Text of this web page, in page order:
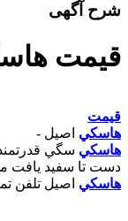
شرح آگهی
قيمت
قيمت
هاسکي اصيل -
هاسکي سگي
دست تا سفيد
هاسکي اصيل تلفن